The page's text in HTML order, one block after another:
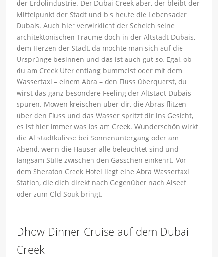
der Erdölindustrie. Der Dubai Creek aber, der bleibt der
Mittelpunkt der Stadt und bis heute die Lebensader
Dubais. Auch hier verwirklicht der Scheich seine
architektonischen Träume doch in der Altstadt Dubais,
dem Herzen der Stadt, da möchte man sich auf die
Ursprünge besinnen und das ist auch gut so. Egal, ob
du am Creek Ufer entlang bummelst oder mit dem
Wassertaxi – einem Abra – den Fluss überquerst, du
wirst das ganz besondere Feeling der Altstadt Dubais
spüren. Möwen kreischen über dir, die Abras flitzen
über den Fluss und das Wasser spritzt dir ins Gesicht,
es ist hier immer was los am Creek. Wunderschön wirkt
die Altstadtkulisse bei Sonnenuntergang oder am
Abend, wenn die Häuser alle beleuchtet sind und
langsam Stille zwischen den Gässchen einkehrt. Vor
dem Sheraton Creek Hotel liegt eine Abra Wassertaxi
Station, die dich direkt nach Gegenüber nach Alseef
oder zum Old Souk bringt.
Dhow Dinner Cruise auf dem Dubai
Creek